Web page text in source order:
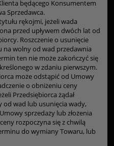
będącego Konsumentem
Sprzedawca.
rękojmi, jeżeli wada
przed upływem dwóch lat od
Roszczenie o usunięcie
na wolny od wad przedawnia
ten nie może zakończyć się
w zdaniu pierwszym.
może odstąpić od Umowy
o obniżeniu ceny
Przedsiębiorca żądał
wad lub usunięcia wady,
sprzedaży lub złożenia
rozpoczyna się z chwilą
do wymiany Towaru, lub